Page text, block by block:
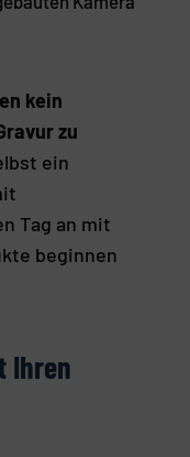
kein
zu
ein
Tag an mit
beginnen
Ihren